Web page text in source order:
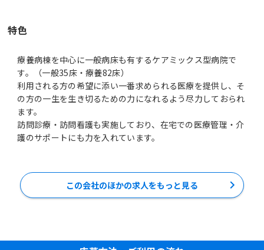
特色
療養病棟を中心に一般病床も有するケアミックス型病院で
す。（一般35床・療養82床）
利用される方の希望に添い一番求められる医療を提供し、そ
の方の一生を生き切るための力になれるよう尽力しておられ
ます。
訪問診療・訪問看護も実施しており、在宅での医療管理・介
この会社のほかの求人をもっと見る